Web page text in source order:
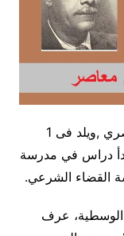
أحمد أمين أديب ومفكر ومؤرخ وكاتب مصري ,ويلد فى 1
وتوفا في 30 مايو 1954، ابتدأ دراس في مدرسة
القضاء الشرعي.
عرف